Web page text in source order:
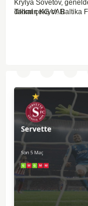
Krylya Sovetov,
dikkat çekiyor. Baltika
ve seyirci desteğini
seyrini
Baltika'nın savunma
Tahmin KG VAR